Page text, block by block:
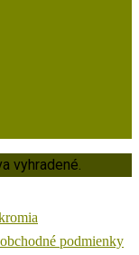
vyhradené.
podmienky